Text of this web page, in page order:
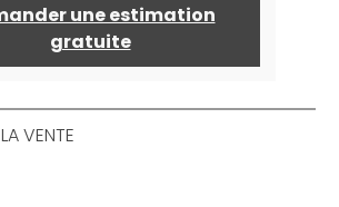
une estimation
gratuite
VENTE